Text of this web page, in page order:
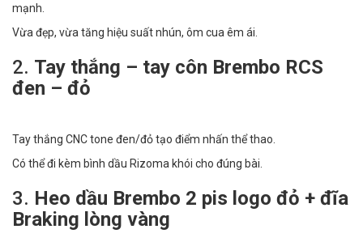
mạnh.
Vừa đẹp, vừa tăng hiệu suất nhún, ôm cua êm ái.
2. Tay thắng – tay côn Brembo RCS
đen – đỏ
Tay thắng CNC tone đen/đỏ tạo điểm nhấn thể thao.
Có thể đi kèm bình dầu Rizoma khói cho đúng bài.
3. Heo dầu Brembo 2 pis logo đỏ + đĩa
Braking lòng vàng